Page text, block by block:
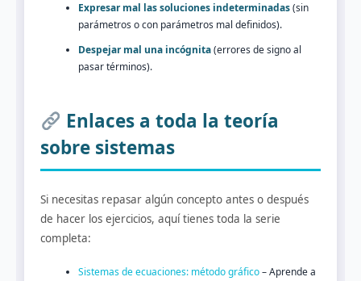
Expresar mal las soluciones indeterminadas(sin
parámetros o con parámetros mal definidos).
Despejar mal una incógnita(errores de signo al
pasar términos).
Enlaces a toda la teoría
sobre sistemas
Si necesitas repasar algún concepto antes o después
de hacer los ejercicios, aquí tienes toda la serie
completa:
Sistemas de ecuaciones: método gráfico– Aprende a